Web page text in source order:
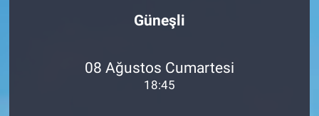
Güneşli
08 Ağustos Cumartesi
18:45